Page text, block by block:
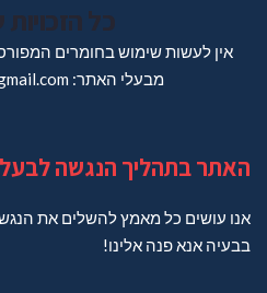
כל
אין לעשות שימוש בחומרים
מבעלי האתר: avihai.zoomat@gmail.com
האתר בתהליך הנגשה לבעלי
אנו עושים כל מאמץ להשלים את
בבעיה אנא פנה אלינו!